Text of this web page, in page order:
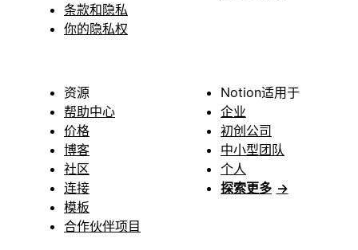
条款和隐私
你的隐私权
资源
帮助中心
价格
博客
社区
连接
模板
合作伙伴项目
Notion适用于
企业
初创公司
中小型团队
个人
探索更多 →